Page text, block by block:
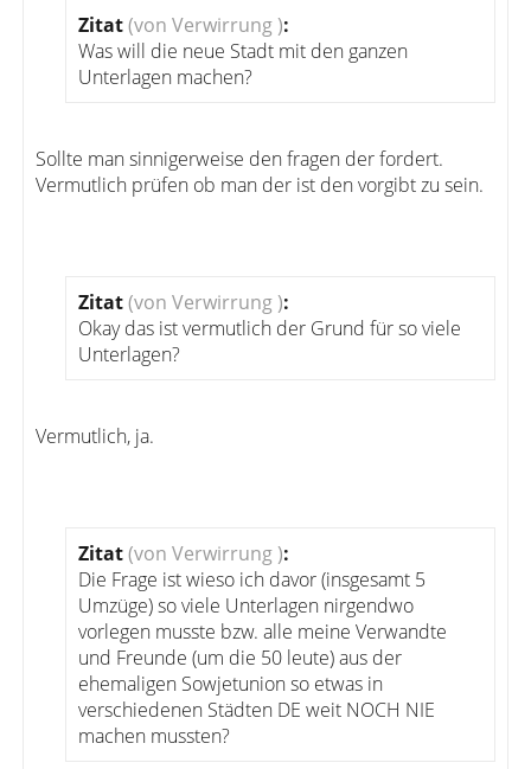
Zitat(von Verwirrung ):
Was will die neue Stadt mit den ganzen
Unterlagen machen?
Sollte man sinnigerweise den fragen der fordert.
Vermutlich prüfen ob man der ist den vorgibt zu sein.
Zitat(von Verwirrung ):
Okay das ist vermutlich der Grund für so viele
Unterlagen?
Vermutlich, ja.
Zitat(von Verwirrung ):
Die Frage ist wieso ich davor (insgesamt 5
Umzüge) so viele Unterlagen nirgendwo
vorlegen musste bzw. alle meine Verwandte
und Freunde (um die 50 leute) aus der
ehemaligen Sowjetunion so etwas in
verschiedenen Städten DE weit NOCH NIE
machen mussten?